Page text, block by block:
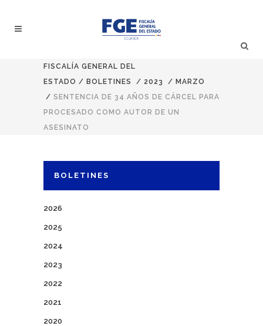
FISCALÍA GENERAL DEL
ESTADO / BOLETINES / 2023 / MARZO
/ SENTENCIA DE 34 AÑOS DE CÁRCEL PARA
PROCESADO COMO AUTOR DE UN
ASESINATO
BOLETINES
2026
2025
2024
2023
2022
2021
2020